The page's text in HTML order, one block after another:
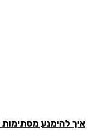
להימנע מסתימות